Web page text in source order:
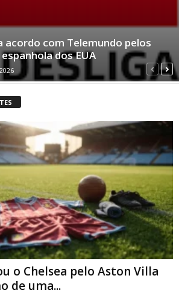
acordo com Telemundo pelos
dos EUA
o Chelsea pelo Aston Villa
de uma...